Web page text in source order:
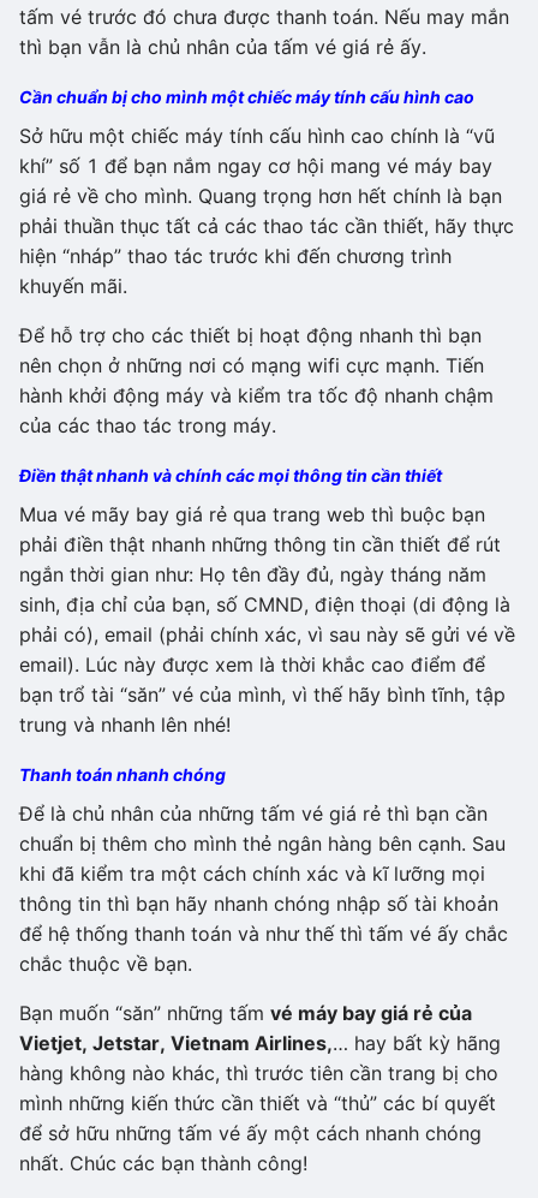
tấm vé trước đó chưa được thanh toán. Nếu may mắn
thì bạn vẫn là chủ nhân của tấm vé giá rẻ ấy.
Cần chuẩn bị cho mình một chiếc máy tính cấu hình cao
Sở hữu một chiếc máy tính cấu hình cao chính là “vũ
khí” số 1 để bạn nắm ngay cơ hội mang vé máy bay
giá rẻ về cho mình. Quang trọng hơn hết chính là bạn
phải thuần thục tất cả các thao tác cần thiết, hãy thực
hiện “nháp” thao tác trước khi đến chương trình
khuyến mãi.
Để hỗ trợ cho các thiết bị hoạt động nhanh thì bạn
nên chọn ở những nơi có mạng wifi cực mạnh. Tiến
hành khởi động máy và kiểm tra tốc độ nhanh chậm
của các thao tác trong máy.
Điền thật nhanh và chính các mọi thông tin cần thiết
Mua vé mãy bay giá rẻ qua trang web thì buộc bạn
phải điền thật nhanh những thông tin cần thiết để rút
ngắn thời gian như: Họ tên đầy đủ, ngày tháng năm
sinh, địa chỉ của bạn, số CMND, điện thoại (di động là
phải có), email (phải chính xác, vì sau này sẽ gửi vé về
email). Lúc này được xem là thời khắc cao điểm để
bạn trổ tài “săn” vé của mình, vì thế hãy bình tĩnh, tập
trung và nhanh lên nhé!
Thanh toán nhanh chóng
Để là chủ nhân của những tấm vé giá rẻ thì bạn cần
chuẩn bị thêm cho mình thẻ ngân hàng bên cạnh. Sau
khi đã kiểm tra một cách chính xác và kĩ lưỡng mọi
thông tin thì bạn hãy nhanh chóng nhập số tài khoản
để hệ thống thanh toán và như thế thì tấm vé ấy chắc
chắc thuộc về bạn.
Bạn muốn “săn” những tấm vé máy bay giá rẻ của
Vietjet, Jetstar, Vietnam Airlines,… hay bất kỳ hãng
hàng không nào khác, thì trước tiên cần trang bị cho
mình những kiến thức cần thiết và “thủ” các bí quyết
để sở hữu những tấm vé ấy một cách nhanh chóng
nhất. Chúc các bạn thành công!